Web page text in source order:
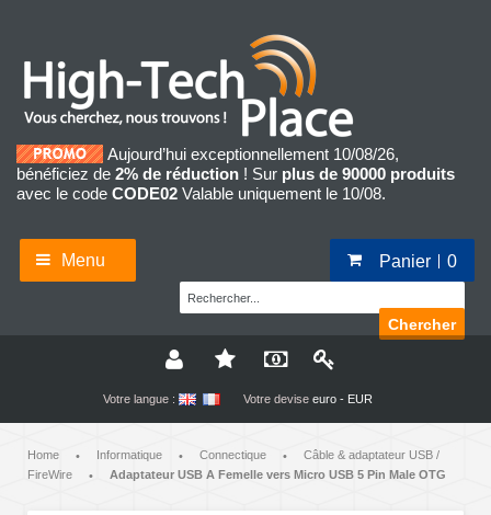
Aujourd’hui exceptionnellement 10/08/26,
bénéficiez de 2% de réduction ! Sur plus de 90000 produits
avec le code CODE02 Valable uniquement le 10/08.
Menu Panier 0
Chercher
Votre langue : Votre devise euro - EUR
Home • Informatique • Connectique •
Câble & adaptateur USB /
FireWire
• Adaptateur USB A Femelle vers Micro USB 5 Pin Male OTG